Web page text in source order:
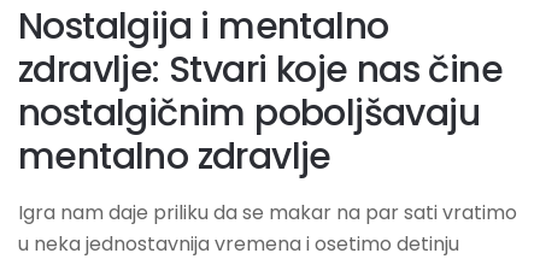
Nostalgija i mentalno
zdravlje: Stvari koje nas čine
nostalgičnim poboljšavaju
mentalno zdravlje
Igra nam daje priliku da se makar na par sati vratimo
u neka jednostavnija vremena i osetimo detinju